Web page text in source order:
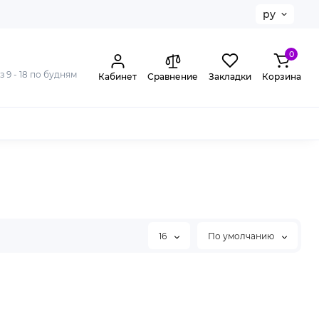
ру
з 9 - 18 по будням Кабинет Сравнение Закладки
0
Корзина
16 По умолчанию